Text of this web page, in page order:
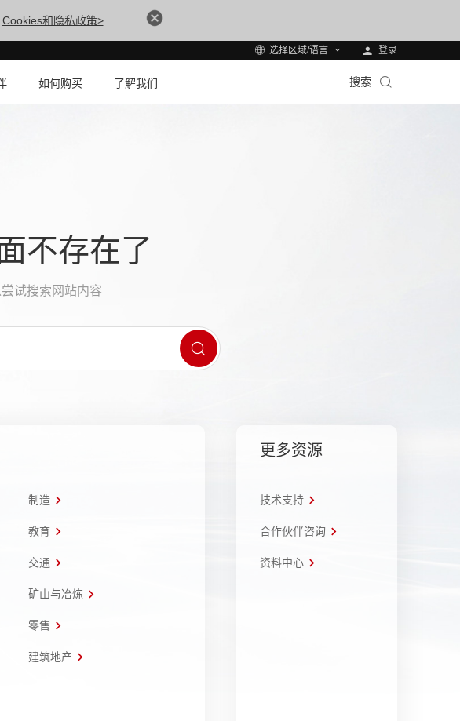
Cookies和隐私政策>
选择区域/语言 登录
如何购买 了解我们 搜索
不存在了
试搜索网站内容
制造
教育
交通
矿山与冶炼
零售
建筑地产
更多资源
技术支持
合作伙伴咨询
资料中心